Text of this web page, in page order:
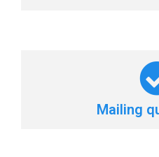
Mailing